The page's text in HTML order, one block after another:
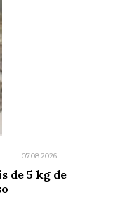
07.08.2026
de 5 kg de